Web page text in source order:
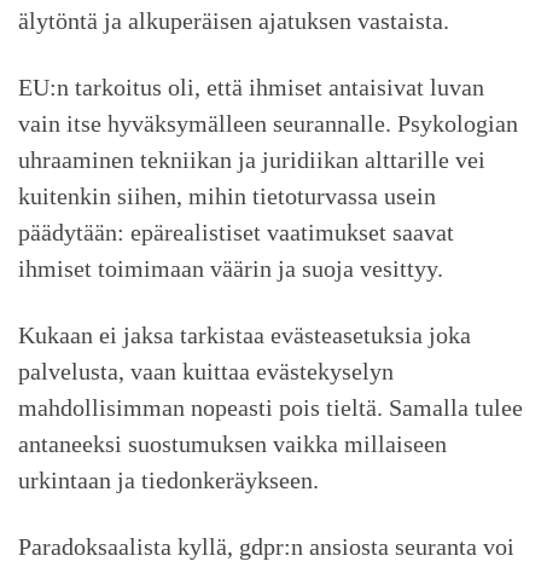
älytöntä ja alkuperäisen ajatuksen vastaista.
EU:n tarkoitus oli, että ihmiset antaisivat luvan
vain itse hyväksymälleen seurannalle. Psykologian
uhraaminen tekniikan ja juridiikan alttarille vei
kuitenkin siihen, mihin tietoturvassa usein
päädytään: epärealistiset vaatimukset saavat
ihmiset toimimaan väärin ja suoja vesittyy.
Kukaan ei jaksa tarkistaa evästeasetuksia joka
palvelusta, vaan kuittaa evästekyselyn
mahdollisimman nopeasti pois tieltä. Samalla tulee
antaneeksi suostumuksen vaikka millaiseen
urkintaan ja tiedonkeräykseen.
Paradoksaalista kyllä, gdpr:n ansiosta seuranta voi